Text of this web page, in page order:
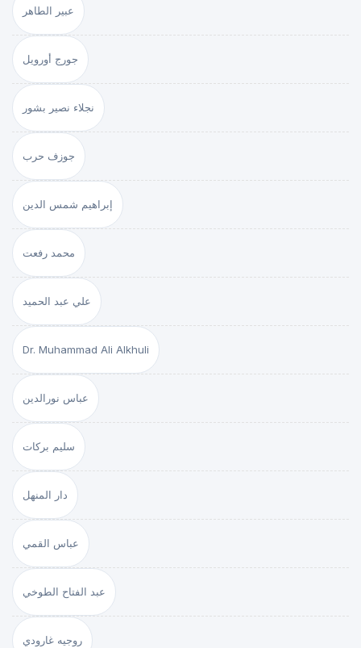
عبير الطاهر
جورج أورويل
نجلاء نصير بشور
جوزف حرب
إبراهيم شمس الدين
محمد رفعت
علي عبد الحميد
Dr. Muhammad Ali Alkhuli
عباس نورالدين
سليم بركات
دار المنهل
عباس القمي
عبد الفتاح الطوخي
روجيه غارودي